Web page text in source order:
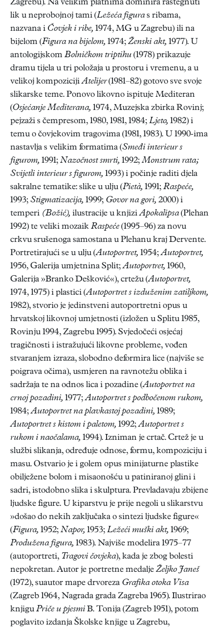
Zagrebu). Na velikim platnima dominira rastegnuti
lik u neprobojnoj tami (Ležeća figuras ribama,
nazvana i Čovjek i ribe, 1974, MG u Zagrebu) ili na
bijelom (Figura na bijelom, 1974; Ženski akt, 1977). U
antologijskom Bolničkom triptihu (1978) prikazuje
dramu tijela u tri položaja u prostoru i vremenu, a u
velikoj kompozicijiAtelijer(1981–82) gotovo sve svoje
slikarske teme. Ponovo likovno ispituje Mediteran
(Osjećanje Mediterana, 1974, Muzejska zbirka Rovinj;
pejzaži s čempresom, 1980, 1981, 1984; Ljeto, 1982) i
temu o čovjekovim tragovima (1981, 1983). U 1990-ima
nastavlja s velikim formatima (Smeđi interieur s
figurom, 1991; Nazočnost smrti, 1992;Monstrum rata;
Svijetli interieur s figurom, 1993) i počinje raditi djela
sakralne tematike: slike u ulju (Pietà, 1991; Raspeće,
1993; Stigmatizacija, 1999; Govor na gori, 2000) i
temperi (Božić), ilustracije u knjiziApokalipsa(Plehan
1992) te veliki mozaik Raspeće (1995–96) za novu
crkvu srušenoga samostana u Plehanu kraj Dervente.
Portretirajući se u ulju (Autoportret, 1954;Autoportret,
1956, Galerija umjetnina Split;Autoportret, 1960,
Galerija »Branko Dešković«), crtežu (Autoportret,
1974, 1975) i plastici (Autoportret s izduženim zatiljkom,
1982), stvorio je jedinstveni autoportretni opus u
hrvatskoj likovnoj umjetnosti (izložen u Splitu 1985,
Rovinju 1994, Zagrebu 1995). Svjedočeći osjećaj
tragičnosti i istražujući likovne probleme, vođen
stvaranjem izraza, slobodno deformira lice (najviše se
poigrava očima), usmjeren na ravnotežu oblika i
sadržaja te na odnos lica i pozadine (Autoportret na
crnoj pozadini, 1977;Autoportret s podbočenom rukom,
1984;Autoportret na plavkastoj pozadini, 1989;
Autoportret s kistom i paletom, 1992;Autoportret s
rukom i naočalama, 1994). Izniman je crtač. Crtež je u
službi slikanja, određuje odnose, formu, kompoziciju i
masu. Ostvario je i golem opus minijaturne plastike
obilježene bolom i misaonošću u patiniranoj glini i
sadri, istodobno slika i skulptura. Prevladavaju zbijene
ljudske figure. U kiparstvu je prije negoli u slikarstvu
»došao do nekih zaključaka o sintezi ljudske figure«
(Figura, 1952; Napor, 1953; Ležeći muški akt, 1969;
Produžena figura, 1983). Najviše modelira 1975–77
(autoportreti, Tragovi čovjeka), kada je zbog bolesti
nepokretan. Autor je portretne medalje Željko Janeš
(1972), suautor mape drvoreza Grafika otoka Visa
(Zagreb 1964, Nagrada grada Zagreba 1965). Ilustrirao
knjigu Priče u pjesmi B. Tonija (Zagreb 1951), potom
poglavito izdanja Školske knjige u Zagrebu,